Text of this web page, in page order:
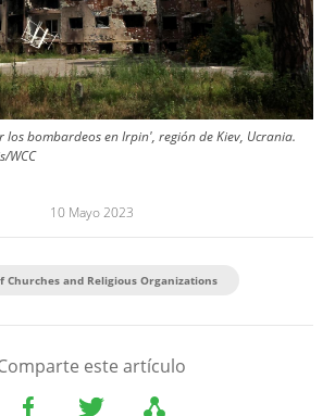
los bombardeos en Irpin', región de Kiev, Ucrania.
WCC
10 Mayo 2023
Churches and Religious Organizations
este artículo